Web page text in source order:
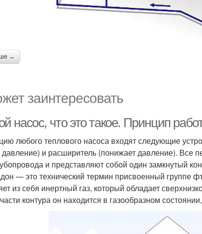
→
заинтересовать
насос, что это такое. Принцип
любого теплового насоса входят следующие
и расширитель (понижает давление). Все
и представляют собой один замкнутый
— это технический термин присвоенный группе
из себя инертный газ, который обладает
контура он находится в газообразном